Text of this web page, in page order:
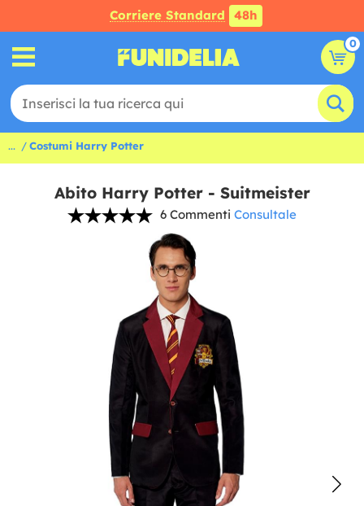
Corriere Standard 48h
0
... Costumi Harry Potter
Abito Harry Potter - Suitmeister
6 Commenti Consultale